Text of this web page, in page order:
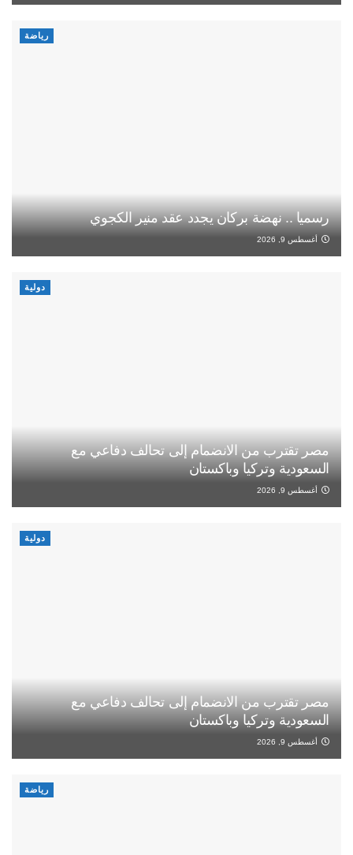
رياضة
رسميا .. نهضة بركان يجدد عقد منير الكجوي
أغسطس 9, 2026
دولية
مصر تقترب من الانضمام إلى تحالف دفاعي مع
السعودية وتركيا وباكستان
أغسطس 9, 2026
دولية
مصر تقترب من الانضمام إلى تحالف دفاعي مع
السعودية وتركيا وباكستان
أغسطس 9, 2026
رياضة